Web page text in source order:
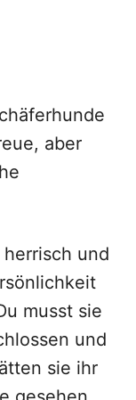
aber
und
musst sie
und
sie ihr